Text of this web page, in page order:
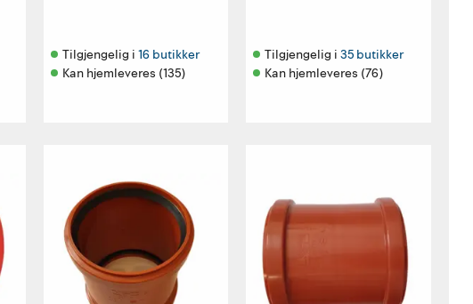
Tilgjengelig i 16 butikker
Kan hjemleveres (135)
Tilgjengelig i 35 butikker
Kan hjemleveres (76)